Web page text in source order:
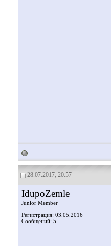
28.07.2017, 20:57
IdupoZemle
Junior Member
Регистрация: 03.05.2016
Сообщений: 5